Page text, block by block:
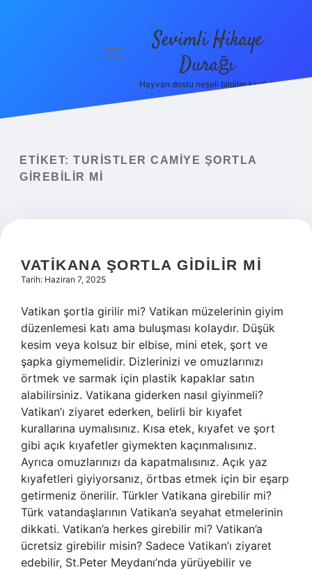
Yasal Uyarı
menüyü
Sevimli Hikaye
Durağı
Hayvan dostu neşeli bilgiler keşfet!
ETIKET: TURISTLER CAMIYE ŞORTLA
GIREBILIR MI
VATIKANA ŞORTLA GIDILIR MI
Tarih: Haziran 7, 2025
Vatikan şortla girilir mi? Vatikan müzelerinin giyim
düzenlemesi katı ama buluşması kolaydır. Düşük
kesim veya kolsuz bir elbise, mini etek, şort ve
şapka giymemelidir. Dizlerinizi ve omuzlarınızı
örtmek ve sarmak için plastik kapaklar satın
alabilirsiniz. Vatikana giderken nasıl giyinmeli?
Vatikan’ı ziyaret ederken, belirli bir kıyafet
kurallarına uymalısınız. Kısa etek, kıyafet ve şort
gibi açık kıyafetler giymekten kaçınmalısınız.
Ayrıca omuzlarınızı da kapatmalısınız. Açık yaz
kıyafetleri giyiyorsanız, örtbas etmek için bir eşarp
getirmeniz önerilir. Türkler Vatikana girebilir mi?
Türk vatandaşlarının Vatikan’a seyahat etmelerinin
dikkati. Vatikan’a herkes girebilir mi? Vatikan’a
ücretsiz girebilir misin? Sadece Vatikan’ı ziyaret
edebilir, St.Peter Meydanı’nda yürüyebilir ve